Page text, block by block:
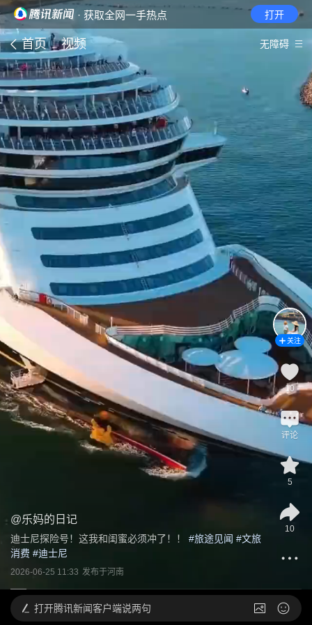
· 获取全网一手热点 打开
首页 视频 无障碍
@乐妈的日记
迪士尼探险号！这我和闺蜜必须冲了！！ #旅途见闻 #文旅
消费 #迪士尼
2026-06-25 11:33 发布于河南
关注
10
评论
5
10
打开腾讯新闻客户端说两句